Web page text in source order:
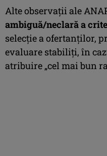
Alte observaţii ale
ambiguă/neclară a
selecţie a ofertanţilor,
evaluare stabiliţi, în
atribuire „cel mai bun